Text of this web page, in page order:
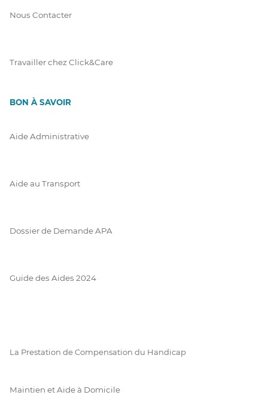
Nous Contacter
Travailler chez Click&Care
BON À SAVOIR
Aide Administrative
Aide au Transport
Dossier de Demande APA
Guide des Aides 2024
La Prestation de Compensation du Handicap
Maintien et Aide à Domicile